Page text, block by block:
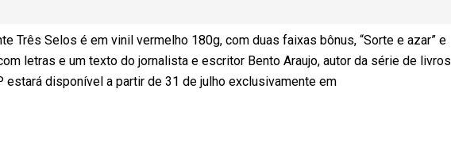
Três Selos é em vinil vermelho 180g, com duas faixas bônus, “Sorte e azar” e
letras e um texto do jornalista e escritor Bento Araujo, autor da série de livros
estará disponível a partir de 31 de julho exclusivamente em